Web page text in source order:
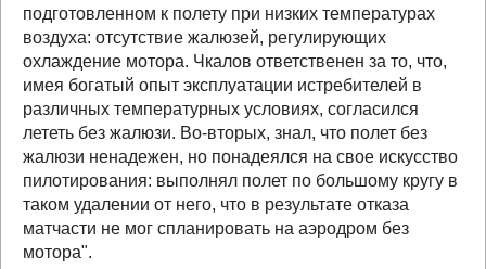
подготовленном к полету при низких температурах
воздуха: отсутствие жалюзей, регулирующих
охлаждение мотора. Чкалов ответственен за то, что,
имея богатый опыт эксплуатации истребителей в
различных температурных условиях, согласился
лететь без жалюзи. Во-вторых, знал, что полет без
жалюзи ненадежен, но понадеялся на свое искусство
пилотирования: выполнял полет по большому кругу в
таком удалении от него, что в результате отказа
матчасти не мог спланировать на аэродром без
мотора".